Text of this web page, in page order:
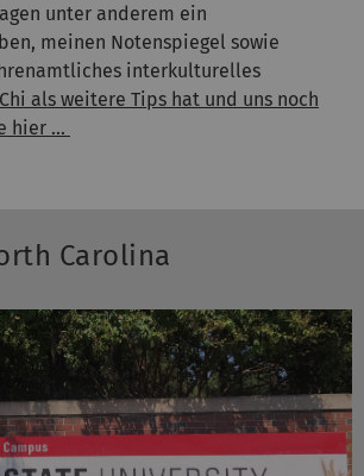
unter anderem ein
meinen Notenspiegel sowie
interkulturelles
als weitere Tips hat und uns noch
hier ...
Carolina